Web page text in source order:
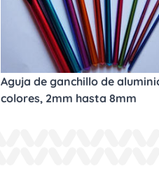
Aguja de ganchillo de
colores, 2mm hasta 8mm